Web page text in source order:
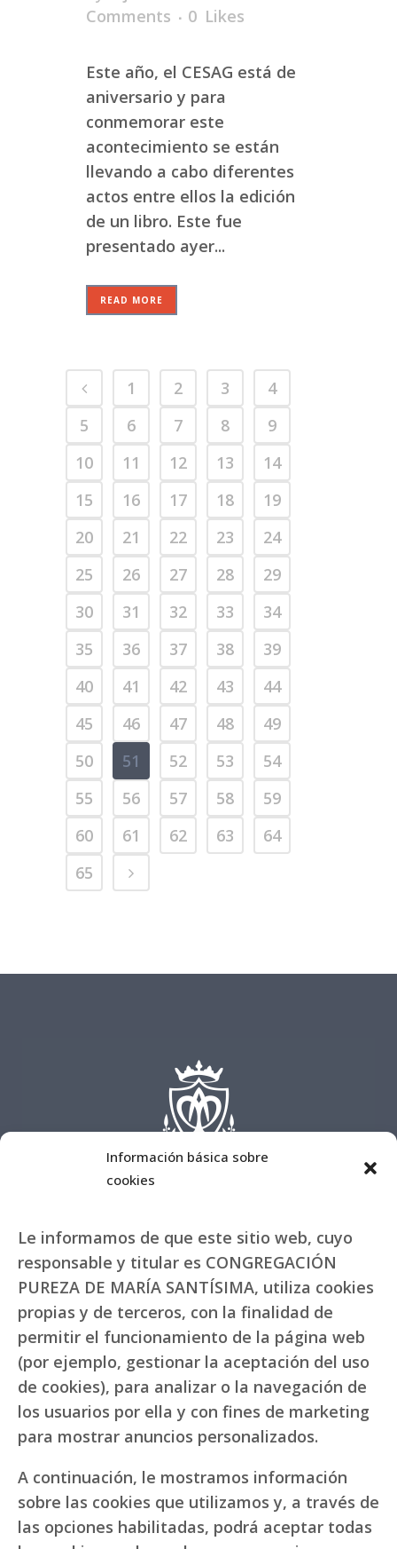
Información básica sobre
cookies
Le informamos de que este sitio web, cuyo
responsable y titular es CONGREGACIÓN
PUREZA DE MARÍA SANTÍSIMA, utiliza cookies
propias y de terceros, con la finalidad de
permitir el funcionamiento de la página web
(por ejemplo, gestionar la aceptación del uso
de cookies), para analizar o la navegación de
los usuarios por ella y con fines de marketing
para mostrar anuncios personalizados.
A continuación, le mostramos información
sobre las cookies que utilizamos y, a través de
las opciones habilitadas, podrá aceptar todas
Comments
0 Likes
Este año, el CESAG está de
aniversario y para
conmemorar este
acontecimiento se están
llevando a cabo diferentes
actos entre ellos la edición
de un libro. Este fue
presentado ayer...
READ MORE
1 2 3
4
5
6 7 8
9
10
11 12 13
14
15
16 17 18
19
20
21 22 23
24
25
26 27 28
29
30
31 32 33
34
35
36 37 38
39
40
41 42 43
44
45
46 47 48
49
50
51 52 53
54
55
56 57 58
59
60
61 62 63
64
65